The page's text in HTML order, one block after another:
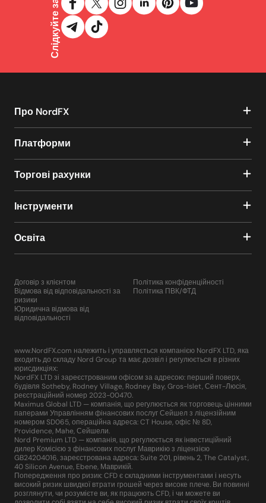
Про NordFX
Платформи
Торгові рахунки
Інструменти
Освіта
Договір з клієнтом
Відмова від відповідальності за
ризики
Юридична відмова від
відповідальності
Політика конфіденційності
Політика ПВК/ФТД
www.NordFX.com належить і управляється компанією NordFX LTD, яка
входить до складу Nord Group та має дозвіл і регулюється в різних
юрисдикціях:
NordFX LTD зі зареєстрованим офісом за адресою: перший поверх,
будівля Sotheby, Rodney Village, Rodney Bay, Gros-Islet, Сент-Люсія,
реєстраційний номер 2023-00470.
Maximus Global LTD — компанія, що регулюється як торговець цінними
паперами Управлінням фінансових послуг Сейшел з ліцензійним
номером SD065, операційна адреса: CT House, офіс № 8D,
Providence, Mahe, Сейшели.
Nord Premium LTD — компанія, що регулюється як інвестиційний
дилер Комісією з фінансових послуг Маврикію з ліцензією
GB24204016, зареєстрована адреса: Suite 201, рівень 2, The Catalyst,
40 Silicon Avenue, Ebene, Маврикій.
Попередження про ризик: CFD є складними інструментами і несуть
високий ризик швидкої втрати грошей через високе плече. Ви повинні
розглянути, чи розумієте ви, як працюють CFD, і чи можете ви